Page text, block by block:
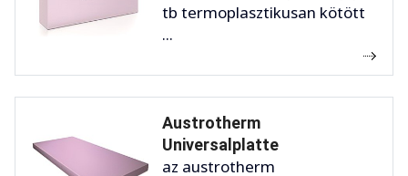
tb termoplasztikusan kötött
...
Austrotherm
Universalplatte
az austrotherm